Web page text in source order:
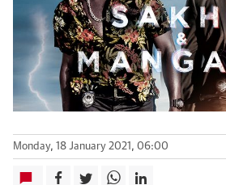
Monday, 18 January 2021, 06:00